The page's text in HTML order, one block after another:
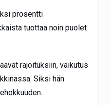
prosentti
tuottaa noin puolet
rajoituksiin, vaikutus
Siksi hän